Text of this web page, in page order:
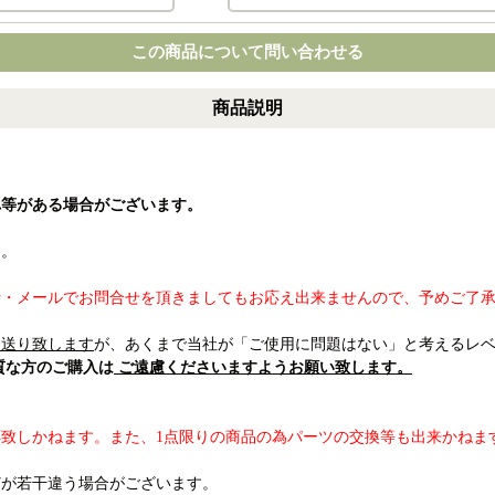
この商品について問い合わせる
商品説明
がある場合がございます。
メールでお問合せを頂きましてもお応え出来ませんので、予めご了
り致しますが、あくまで当社が「ご使用に問題はない」と考えるレ
な方のご購入は ご遠慮くださいますようお願い致します。
しかねます。また、1点限りの商品の為パーツの交換等も出来かね
若干違う場合がございます。